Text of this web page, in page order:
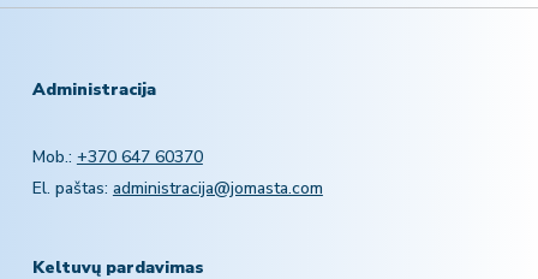
Administracija
Mob.: +370 647 60370
El. paštas: administracija@jomasta.com
Keltuvų pardavimas